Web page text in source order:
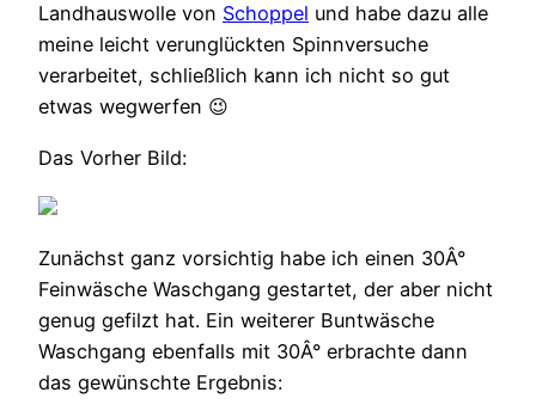
Landhauswolle von Schoppel und habe dazu alle
meine leicht verunglückten Spinnversuche
verarbeitet, schließlich kann ich nicht so gut
etwas wegwerfen 😉
Das Vorher Bild:
Zunächst ganz vorsichtig habe ich einen 30Â°
Feinwäsche Waschgang gestartet, der aber nicht
genug gefilzt hat. Ein weiterer Buntwäsche
Waschgang ebenfalls mit 30Â° erbrachte dann
das gewünschte Ergebnis: